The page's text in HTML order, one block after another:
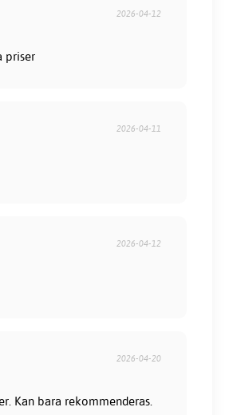
2026-04-12
priser
2026-04-11
2026-04-12
2026-04-20
Kan bara rekommenderas.